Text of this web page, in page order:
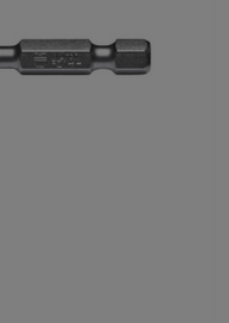
15.600 g